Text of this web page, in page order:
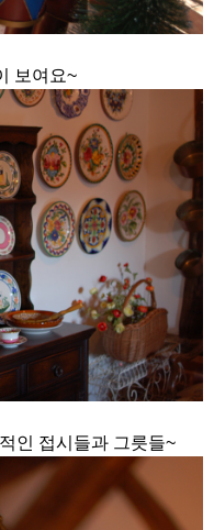
보여요~
인 접시들과 그릇들~